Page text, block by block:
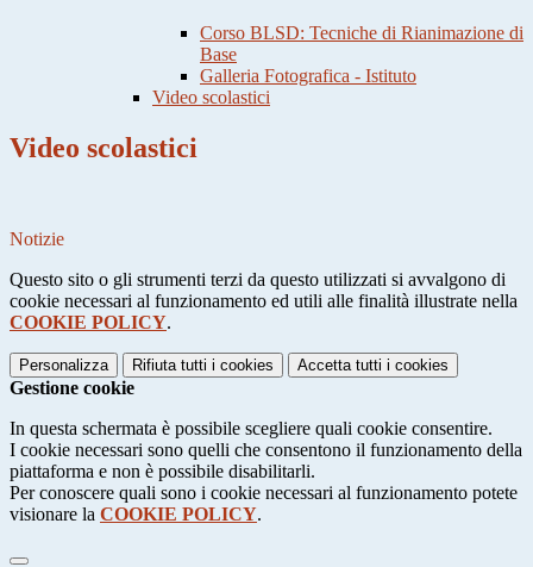
Corso BLSD: Tecniche di Rianimazione di
Base
Galleria Fotografica - Istituto
Video scolastici
Video scolastici
Notizie
Questo sito o gli strumenti terzi da questo utilizzati si avvalgono di
cookie necessari al funzionamento ed utili alle finalità illustrate nella
COOKIE POLICY.
Personalizza Rifiuta tutti i cookies Accetta tutti i cookies
Gestione cookie
In questa schermata è possibile scegliere quali cookie consentire.
I cookie necessari sono quelli che consentono il funzionamento della
piattaforma e non è possibile disabilitarli.
Per conoscere quali sono i cookie necessari al funzionamento potete
visionare la COOKIE POLICY.